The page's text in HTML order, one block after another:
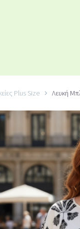
Plus Size Λευκή